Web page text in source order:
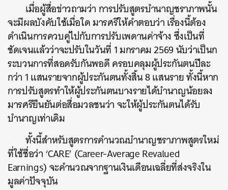
เมื่อผู้สื่อข่าวถามว่า การปรับสูตรบำนาญชราภาพนั้น
จะมีผลบังคับใช้เมื่อใด มารศรีให้คำตอบว่า เรื่องนี้ต้อง
ดำเนินการควบคู่ไปกับการปรับเพดานค่าจ้าง ซึ่งเป็นที่
ชัดเจนแล้วว่าจะปรับในวันที่ 1 มกราคม 2569 นับว่าเป็นก
ระบวนการที่สอดรับกันพอดี ครอบคลุมผู้ประกันตนปีละ
กว่า 1 แสนรายจากผู้ประกันตนทั้งสิ้น 8 แสนราย ทั้งนี้หาก
การปรับสูตรทำให้ผู้ประกันตนบางรายได้บำนาญน้อยลง
มารศรียืนยันต่อสื่อมวลชนว่า จะให้ผู้ประกันตนได้รับ
บำนาญเท่าเดิม
ทั้งนี้สำหรับสูตรการคำนวณบำนาญชราภาพสูตรใหม่
ที่ใช้ชื่อว่า ‘CARE’ (Career-Average Revalued
Earnings) จะคำนวณจากฐานเงินเดือนเฉลี่ยที่ส่งจริงใน
มูลค่าปัจจุบัน